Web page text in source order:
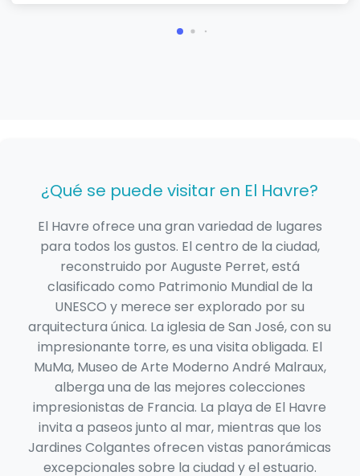
¿Qué se puede visitar en El Havre?
El Havre ofrece una gran variedad de lugares
para todos los gustos. El centro de la ciudad,
reconstruido por Auguste Perret, está
clasificado como Patrimonio Mundial de la
UNESCO y merece ser explorado por su
arquitectura única. La iglesia de San José, con su
impresionante torre, es una visita obligada. El
MuMa, Museo de Arte Moderno André Malraux,
alberga una de las mejores colecciones
impresionistas de Francia. La playa de El Havre
invita a paseos junto al mar, mientras que los
Jardines Colgantes ofrecen vistas panorámicas
excepcionales sobre la ciudad y el estuario.